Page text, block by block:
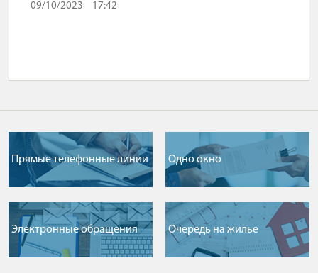
09/10/2023 17:42
Прямые телефонные линии Одно окно
Электронные обращения Очередь на жилье